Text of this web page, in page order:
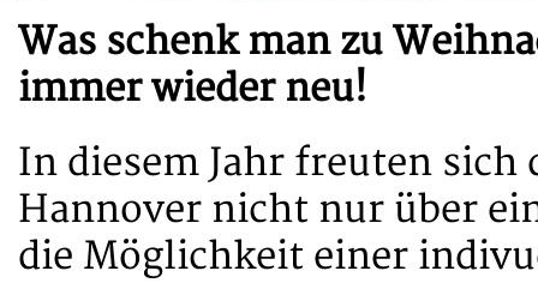
Was schenk man zu
immer wieder neu!
In diesem Jahr freuten sich
Hannover nicht nur über
die Möglichkeit einer